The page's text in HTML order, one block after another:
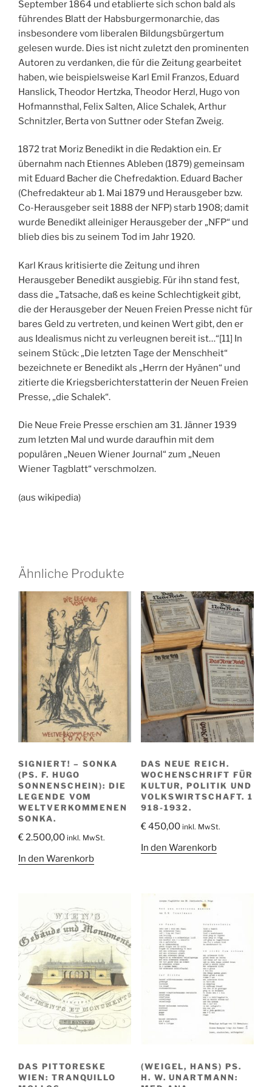
September 1864 und etablierte sich schon bald als
führendes Blatt der Habsburgermonarchie, das
insbesondere vom liberalen Bildungsbürgertum
gelesen wurde. Dies ist nicht zuletzt den prominenten
Autoren zu verdanken, die für die Zeitung gearbeitet
haben, wie beispielsweise Karl Emil Franzos, Eduard
Hanslick, Theodor Hertzka, Theodor Herzl, Hugo von
Hofmannsthal, Felix Salten, Alice Schalek, Arthur
Schnitzler, Berta von Suttner oder Stefan Zweig.
1872 trat Moriz Benedikt in die Redaktion ein. Er
übernahm nach Etiennes Ableben (1879) gemeinsam
mit Eduard Bacher die Chefredaktion. Eduard Bacher
(Chefredakteur ab 1. Mai 1879 und Herausgeber bzw.
Co-Herausgeber seit 1888 der NFP) starb 1908; damit
wurde Benedikt alleiniger Herausgeber der „NFP“ und
blieb dies bis zu seinem Tod im Jahr 1920.
Karl Kraus kritisierte die Zeitung und ihren
Herausgeber Benedikt ausgiebig. Für ihn stand fest,
dass die „Tatsache, daß es keine Schlechtigkeit gibt,
die der Herausgeber der Neuen Freien Presse nicht für
bares Geld zu vertreten, und keinen Wert gibt, den er
aus Idealismus nicht zu verleugnen bereit ist…“[11] In
seinem Stück: „Die letzten Tage der Menschheit“
bezeichnete er Benedikt als „Herrn der Hyänen“ und
zitierte die Kriegsberichterstatterin der Neuen Freien
Presse, „die Schalek“.
Die Neue Freie Presse erschien am 31. Jänner 1939
zum letzten Mal und wurde daraufhin mit dem
populären „Neuen Wiener Journal“ zum „Neuen
Wiener Tagblatt“ verschmolzen.
(aus wikipedia)
Ähnliche Produkte
SIGNIERT! – SONKA
(PS. F. HUGO
SONNENSCHEIN): DIE
LEGENDE VOM
WELTVERKOMMENEN
SONKA.
€2.500,00 inkl. MwSt.
In den Warenkorb
DAS NEUE REICH.
WOCHENSCHRIFT FÜR
KULTUR, POLITIK UND
VOLKSWIRTSCHAFT. 1
918-1932.
€450,00 inkl. MwSt.
In den Warenkorb
DAS PITTORESKE
WIEN: TRANQUILLO
(WEIGEL, HANS) PS.
H. W. UNARTMANN: